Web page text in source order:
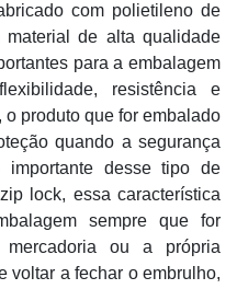
com polietileno de
material de alta qualidade
para a embalagem
resistência e
produto que for embalado
quando a segurança
desse tipo de
lock, essa característica
sempre que for
ou a própria
voltar a fechar o embrulho,